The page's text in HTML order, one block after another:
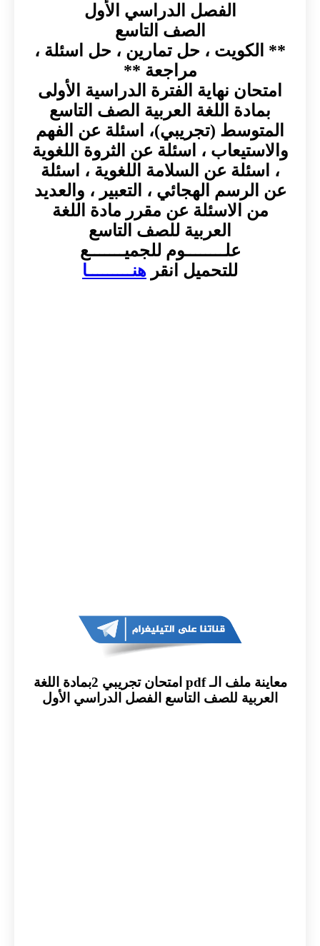
الفصل الدراسي الأول
الصف التاسع
** الكويت ، حل تمارين ، حل اسئلة ،
مراجعة **
امتحان نهاية الفترة الدراسية الأولى
بمادة اللغة العربية الصف التاسع
المتوسط (تجريبي)، اسئلة عن الفهم
والاستيعاب ، اسئلة عن الثروة اللغوية
، اسئلة عن السلامة اللغوية ، اسئلة
عن الرسم الهجائي ، التعبير ، والعديد
من الاسئلة عن مقرر مادة اللغة
العربية للصف التاسع
علــــــــوم للجميـــــــع
للتحميل انقر هنـــــــــا
معاينة ملف الـ pdf امتحان تجريبي 2بمادة اللغة
العربية للصف التاسع الفصل الدراسي الأول